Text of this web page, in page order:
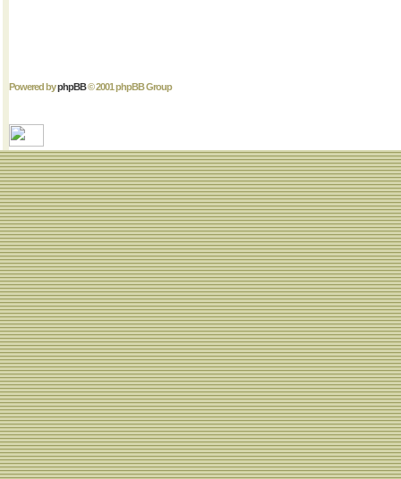
Powered byphpBB© 2001 phpBB Group